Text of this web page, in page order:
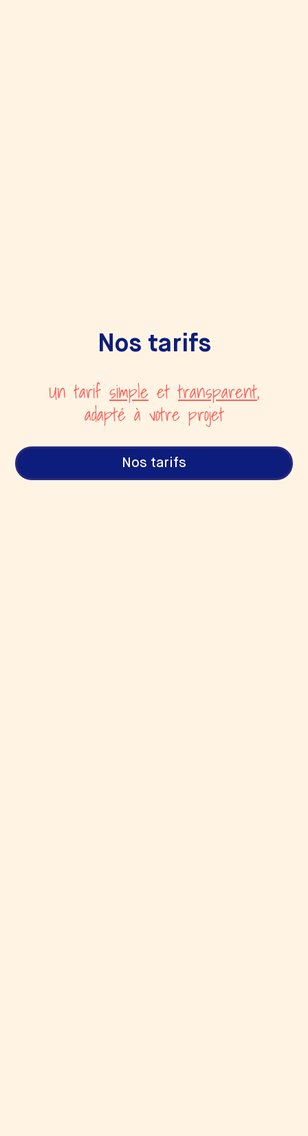
Nos tarifs
Un tarif simple ettransparent,
adapté à votre projet
Nos tarifs